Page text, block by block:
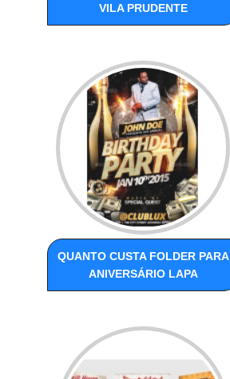
VILA PRUDENTE
QUANTO CUSTA FOLDER PARA
ANIVERSÁRIO LAPA